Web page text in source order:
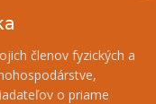
členov fyzických a
o priame